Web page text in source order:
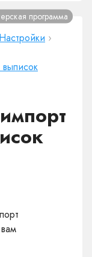
Настройки ›
выписок
программа